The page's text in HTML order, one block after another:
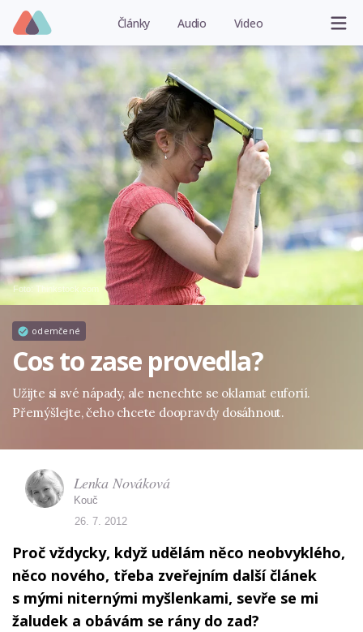
Články Audio Video
Foto: Thinkstock.com
odemčené
Cos to zase provedla?
Užijte si své nápady, ale nenechte se oklamat euforií.
Přemýšlejte, čeho chcete doopravdy dosáhnout.
Proč vždycky, když udělám něco neobvyklého,
něco nového, třeba zveřejním další článek
s mými niternými myšlenkami, sevře se mi
žaludek a obávám se rány do zad?
Lenka Nováková
Kouč
26. 7. 2012